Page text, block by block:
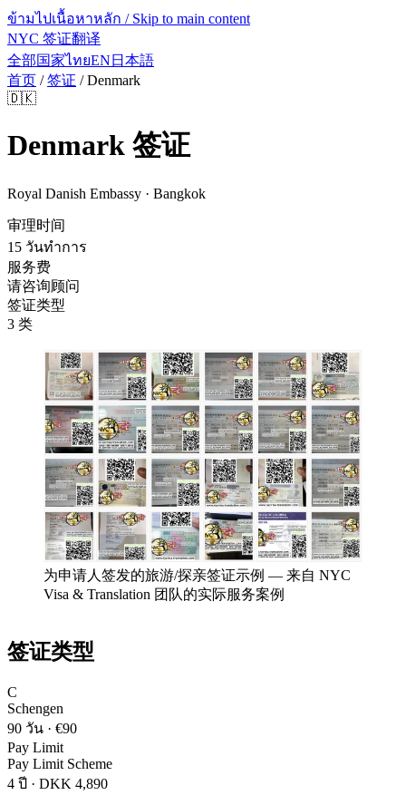
ข้ามไปเนื้อหาหลัก / Skip to main content
NYC 签证翻译
全部国家ไทยEN 日本語
首页 /签证 /Denmark
🇩🇰
Denmark 签证
Royal Danish Embassy · Bangkok
审理时间
15 วันทำการ
服务费
请咨询顾问
签证类型
3 类
为申请人签发的旅游/探亲签证示例 — 来自 NYC
Visa & Translation 团队的实际服务案例
签证类型
C
Schengen
90 วัน · €90
Pay Limit
Pay Limit Scheme
4 ปี · DKK 4,890